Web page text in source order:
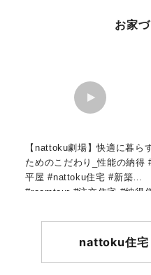
お家
【nattoku劇場】快適に暮ら
ためのこだわり_性能の納得
平屋 #nattoku住宅 #新築
#roomtour #注文住宅 #納得
nattoku住宅